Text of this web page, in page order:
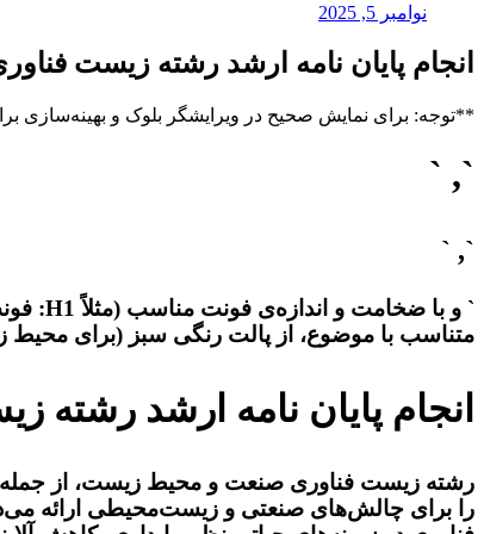
نوامبر 5, 2025
انجام پایان نامه ارشد رشته زیست
**توجه: برای نمایش صحیح در ویرایشگر بلوک و بهینه‌سازی
`, `
`, `
متناسب با موضوع، از پالت رنگی سبز (برای
انجام پایان نامه ارشد
رشته زیست فناوری صنعت و محیط زیست، از
را برای چالش‌های صنعتی و زیست‌محیطی ارائه